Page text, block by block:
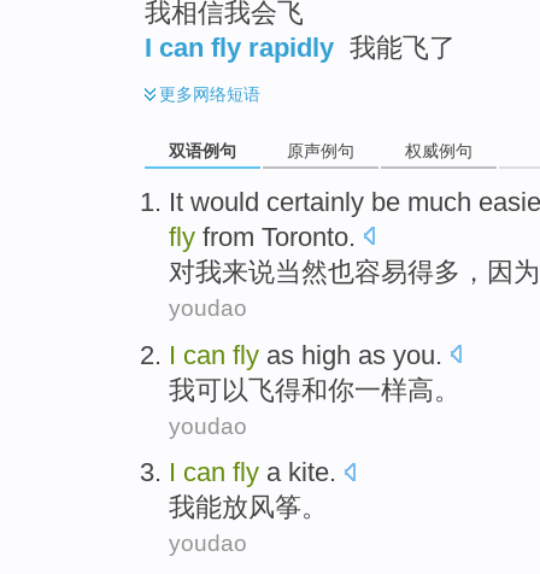
我相信我会飞
I can fly rapidly 我能飞了
更多网络短语
双语例句 原声例句 权威例句
It would certainly be much
fly from Toronto.
对我来说当然也容易得多 ， 因为
youdao
I can fly as high as you.
我可以飞得和你一样高。
youdao
I can fly a kite.
我能放风筝。
youdao